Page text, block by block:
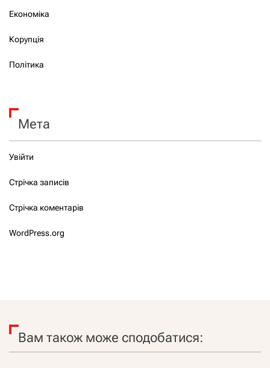
Економіка
Корупція
Політика
Мета
Увійти
Стрічка записів
Стрічка коментарів
WordPress.org
Вам також може сподобатися: